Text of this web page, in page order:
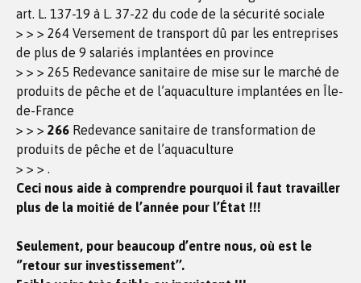
art. L. 137-19 à L. 37-22 du code de la sécurité sociale
> > > 264 Versement de transport dû par les entreprises
de plus de 9 salariés implantées en province
> > > 265 Redevance sanitaire de mise sur le marché de
produits de pêche et de l’aquaculture implantées en Île-
de-France
> > > 266 Redevance sanitaire de transformation de
produits de pêche et de l’aquaculture
> > > .
Ceci nous aide à comprendre pourquoi il faut travailler
plus de la moitié de l’année pour l’État !!!
Seulement, pour beaucoup d’entre nous, où est le
‘’retour sur investissement’’.